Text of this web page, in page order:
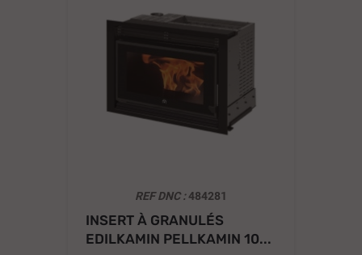
REF DNC :484281
INSERT À GRANULÉS
EDILKAMIN PELLKAMIN 10...